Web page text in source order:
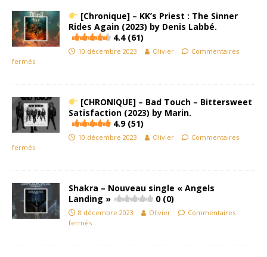
[Chronique] – KK’s Priest : The Sinner
Rides Again (2023) by Denis Labbé.
4.4 (61)
10 décembre 2023 Olivier
Commentaires
fermés
[CHRONIQUE] – Bad Touch – Bittersweet
Satisfaction (2023) by Marin.
4.9 (51)
10 décembre 2023 Olivier
Commentaires
fermés
Shakra – Nouveau single « Angels
Landing »
0 (0)
8 décembre 2023 Olivier
Commentaires
fermés